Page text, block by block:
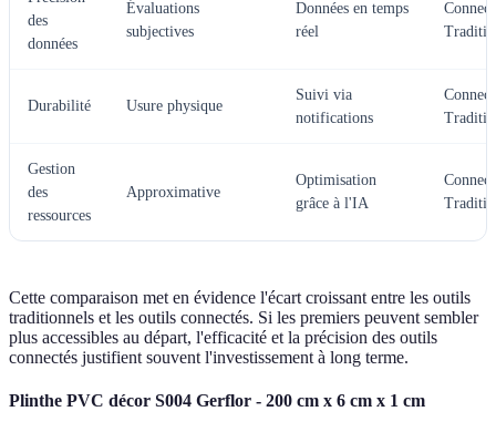
des
données
Évaluations
subjectives
Données en temps
réel
Durabilité Usure physique
Suivi via
notifications
Gestion
des
ressources
Approximative
Optimisation
grâce à l'IA
Cette comparaison met en évidence l'écart croissant entre les outils
traditionnels et les outils connectés. Si les premiers peuvent sembler
plus accessibles au départ, l'efficacité et la précision des outils
connectés justifient souvent l'investissement à long terme.
Plinthe PVC décor S004 Gerflor - 200 cm x 6 cm x 1 cm